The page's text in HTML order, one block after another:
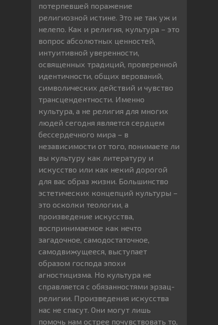
потерпевшей поражение
религиозной истине. Это не так уж и
нелепо. Как и религия, культура – это
вопрос абсолютных ценностей,
интуитивной уверенности,
освященных традиций, проверенной
идентичности, общих верований,
символических действий и чувство
трансцендентности. Именно
культура, а не религия для многих
людей сегодня является сердцем
бессердечного мира – в
независимости от того, понимаете ли
вы культуру как литературу и
искусство или как некий дорогой
для вас образ жизни. Большинство
эстетических концепций культуры –
это осколки теологии, а
произведение искусства,
воспринимаемое как нечто
загадочное, самодостаточное,
самодвижущееся, выступает
образом господа эпохи
агностицизма. Но культура не
справляется с обязанностями эрзац-
религии. Произведения искусства
нас не спасут. Они могут лишь
помочь нам острее почувствовать то,